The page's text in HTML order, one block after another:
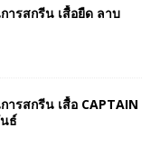
ารสกรีน เสื้อยืด ลาบ
ารสกรีน เสื้อ CAPTAIN
ธ์